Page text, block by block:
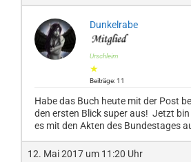
Dunkelrabe
Urschleim
★
Beiträge: 11
Habe das Buch heute mit der Post
den ersten Blick super aus! Jetzt
es mit den Akten des Bundestages
12. Mai 2017 um 11:20 Uhr